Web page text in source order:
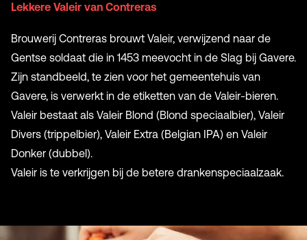
Lekkere Valeir van Contreras
Brouwerij Contreras brouwt Valeir, verwijzend naar de
Gentse soldaat die in 1453 meevocht in de Slag bij Gavere.
Zijn standbeeld, te zien voor het gemeentehuis van
Gavere, is verwerkt in de etiketten van de Valeir-bieren.
Valeir bestaat als Valeir Blond (Blond speciaalbier), Valeir
Divers (trippelbier), Valeir Extra (Belgian IPA) en Valeir
Donker (dubbel).
Valeir is te verkrijgen bij de betere drankenspeciaalzaak.